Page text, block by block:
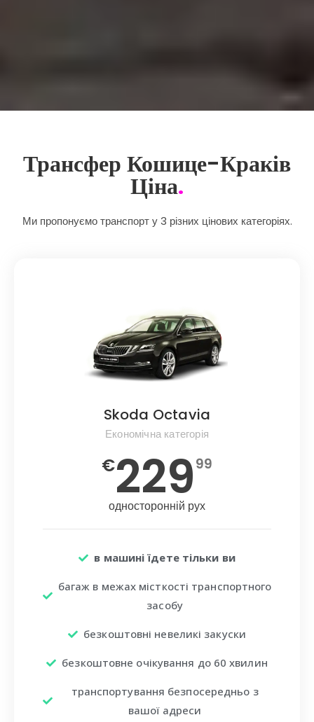
Трансфер Кошице-Краків
Ціна.
Ми пропонуємо транспорт у 3 різних цінових категоріях.
Skoda Octavia
Економічна категорія
€22999
односторонній рух
в машині їдете тільки ви
багаж в межах місткості транспортного
засобу
безкоштовні невеликі закуски
безкоштовне очікування до 60 хвилин
транспортування безпосередньо з
вашої адреси